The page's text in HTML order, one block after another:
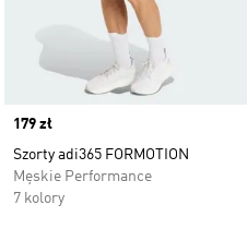
Price
179 zł
Szorty adi365 FORMOTION
Męskie Performance
7 kolory